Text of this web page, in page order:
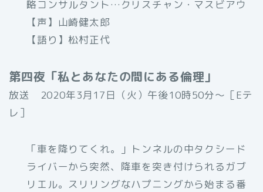
略コンサルタント…クリスチャン・マスビアウ
【声】山崎健太郎
【語り】松村正代
第四夜「私とあなたの間にある倫理」
放送 2020年3月17日（火）午後10時50分〜［Eテ
レ］
「車を降りてくれ。」トンネルの中タクシード
ライバーから突然、降車を突き付けられるガブ
リエル。スリリングなハプニングから始まる番